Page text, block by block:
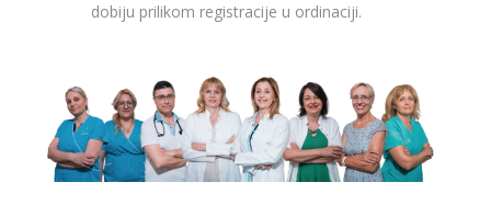
dobiju prilikom registracije u ordinaciji.